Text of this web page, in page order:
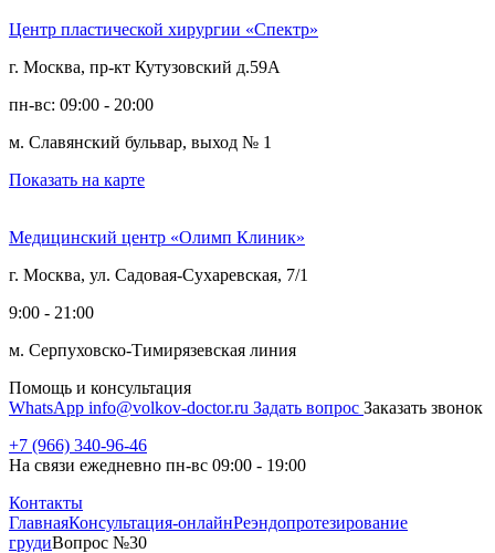
Центр пластической хирургии «Спектр»
г. Москва, пр-кт Кутузовский д.59А
пн-вс: 09:00 - 20:00
м. Славянский бульвар, выход № 1
Показать на карте
Медицинский центр «Олимп Клиник»
г. Москва, ул. Садовая-Сухаревская, 7/1
9:00 - 21:00
м. Серпуховско-Тимирязевская линия
Помощь и консультация
WhatsApp info@volkov-doctor.ru Задать вопрос Заказать звонок
+7 (966) 340-96-46
На связи ежедневно пн-вс 09:00 - 19:00
Контакты
ГлавнаяКонсультация-онлайнРеэндопротезирование
грудиВопрос №30